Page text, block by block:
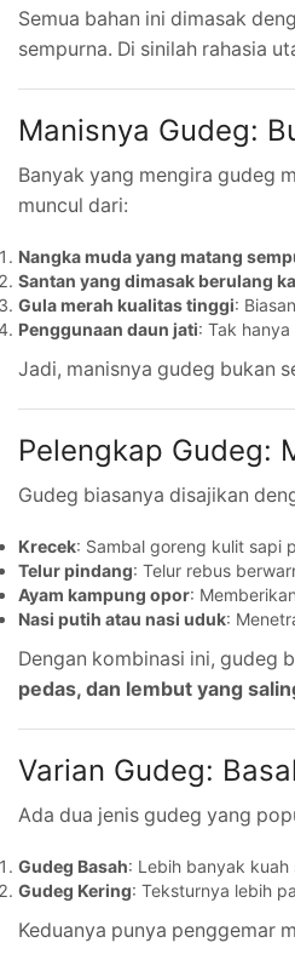
Semua bahan ini dimasak
sempurna. Di sinilah rahasia
Manisnya Gudeg:
Banyak yang mengira gudeg
muncul dari:
Nangka muda yang matang
Santan yang dimasak berulang
Gula merah kualitas tinggi:
Penggunaan daun jati: Tak
Jadi, manisnya gudeg bukan
Pelengkap Gudeg:
Gudeg biasanya disajikan
Krecek: Sambal goreng kulit sapi
Telur pindang: Telur rebus
Ayam kampung opor:
Nasi putih atau nasi uduk:
Dengan kombinasi ini, gudeg
pedas, dan lembut yang
Varian Gudeg:
Ada dua jenis gudeg yang
Gudeg Basah: Lebih banyak
Gudeg Kering: Teksturnya lebih
Keduanya punya penggemar